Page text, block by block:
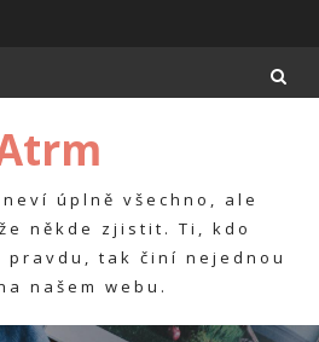
úplně všechno, ale
někde zjistit. Ti, kdo
tak činí nejednou
našem webu.